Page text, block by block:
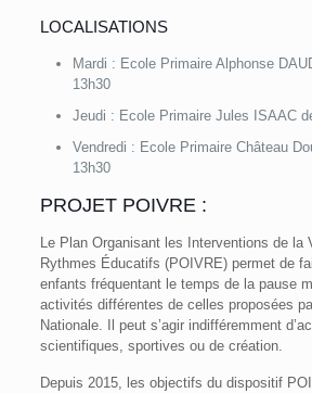
LOCALISATIONS
Mardi : Ecole Primaire Alphonse
13h30
Jeudi : Ecole Primaire Jules ISAAC
Vendredi : Ecole Primaire Château
13h30
PROJET POIVRE :
Le Plan Organisant les Interventions de la
Rythmes Éducatifs (POIVRE) permet de
enfants fréquentant le temps de la pause
activités différentes de celles proposées
Nationale. Il peut s’agir indifféremment
scientifiques, sportives ou de création.
Depuis 2015, les objectifs du dispositif